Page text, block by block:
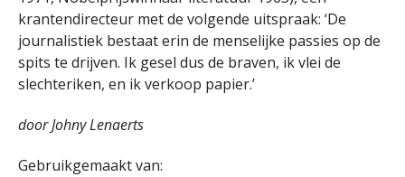
krantendirecteur met de volgende uitspraak: ‘De
journalistiek bestaat erin de menselijke passies op de
spits te drijven. Ik gesel dus de braven, ik vlei de
slechteriken, en ik verkoop papier.’
door Johny Lenaerts
Gebruikgemaakt van: